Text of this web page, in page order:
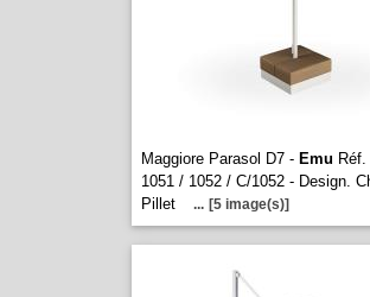
Maggiore Parasol D7 - Emu
1051 / 1052 / C/1052 - Design.
Pillet
... [5 image(s)]